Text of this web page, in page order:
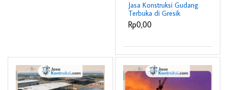
Jasa Konstruksi Gudang
Terbuka di Gresik
berpengalaman
Rp0,00